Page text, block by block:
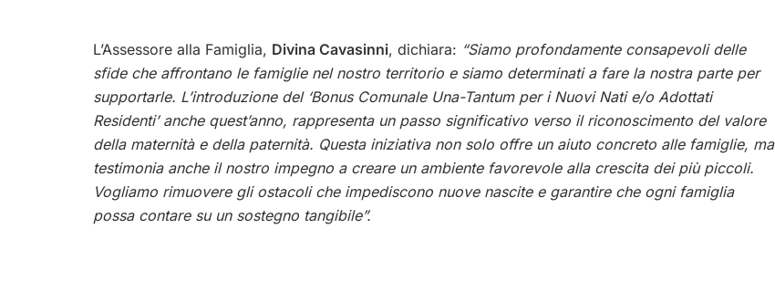
L’Assessore alla Famiglia, Divina Cavasinni, dichiara: “Siamo profondamente consapevoli delle
sfide che affrontano le famiglie nel nostro territorio e siamo determinati a fare la nostra parte per
supportarle. L’introduzione del ‘Bonus Comunale Una-Tantum per i Nuovi Nati e/o Adottati
Residenti’ anche quest’anno, rappresenta un passo significativo verso il riconoscimento del valore
della maternità e della paternità. Questa iniziativa non solo offre un aiuto concreto alle famiglie, ma
testimonia anche il nostro impegno a creare un ambiente favorevole alla crescita dei più piccoli.
Vogliamo rimuovere gli ostacoli che impediscono nuove nascite e garantire che ogni famiglia
possa contare su un sostegno tangibile”.